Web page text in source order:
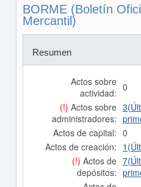
BORME (Boletín
Mercantil)
Resumen
Actos sobre
actividad: 0
(!) Actos sobre
administradores:
Actos de capital: 0
Actos de creación:
(!) Actos de
depósitos: